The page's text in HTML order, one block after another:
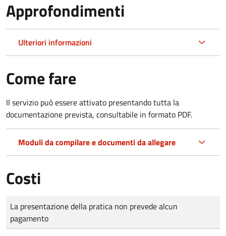
Approfondimenti
Ulteriori informazioni
Come fare
Il servizio può essere attivato presentando tutta la
documentazione prevista, consultabile in formato PDF.
Moduli da compilare e documenti da allegare
Costi
Tipo di pagamento
Importo
La presentazione della pratica non prevede alcun
pagamento